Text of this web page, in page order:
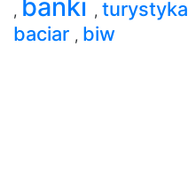
, banki , turystyka
baciar , biw